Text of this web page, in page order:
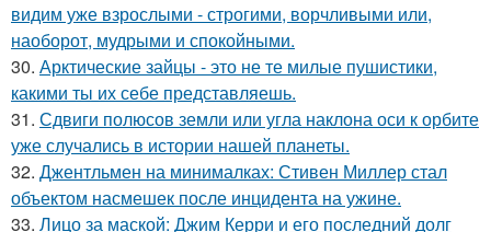
видим уже взрослыми - строгими, ворчливыми или,
наоборот, мудрыми и спокойными.
30. Арктические зайцы - это не те милые пушистики,
какими ты их себе представляешь.
31. Сдвиги полюсов земли или угла наклона оси к орбите
уже случались в истории нашей планеты.
32. Джентльмен на минималках: Стивен Миллер стал
объектом насмешек после инцидента на ужине.
33. Лицо за маской: Джим Керри и его последний долг